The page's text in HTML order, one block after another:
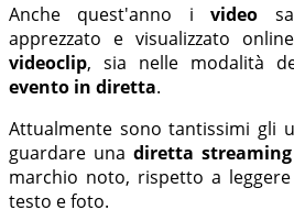
Anche quest'anno ivideo
apprezzato e visualizzato
videoclip, sia nelle modalità
evento in diretta.
Attualmente sono tantissimi gli
guardare una diretta streaming
marchio noto, rispetto a
testo e foto.